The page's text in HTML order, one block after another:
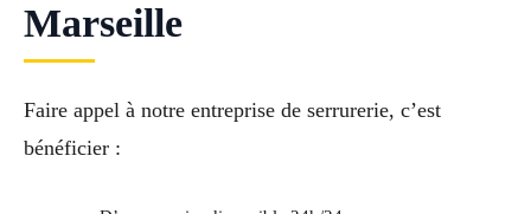
Marseille
Faire appel à notre entreprise de serrurerie, c’est
bénéficier :